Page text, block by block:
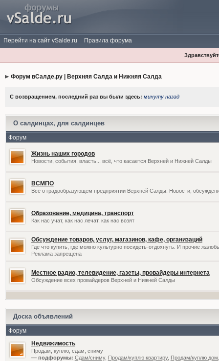
Перейти на сайт vSalde.ru Правила форума
Форум вСалде.ру | Верхняя Салда и Нижняя Салда
С возвращением, последний раз вы были здесь: минуту назад
О салдинцах, для салдинцев
Форум
Жизнь наших городов
Новости, события, власть... всё, что касается Верхней и Нижней Салды
ВСМПО
Всё о градообразующем предприятии Верхней Салды. Новости,
Образование, медицина, транспорт
Как нас учат, как нас лечат, как нас возят
Обсуждение товаров, услуг, магазинов, кафе, организаций
Где что купить, где можно культурно посидеть-отдохнуть. И прочие
Реклама запрещена
Местное радио, телевидение, газеты, провайдеры интернета
Обсуждение всех провайдеров Верхней и Нижней Салды
Доска объявлений
Форум
Недвижимость
Продам, куплю, сдам, сниму
— подфорумы: Сдам/сниму, Продам/куплю квартиру, Продам/куплю